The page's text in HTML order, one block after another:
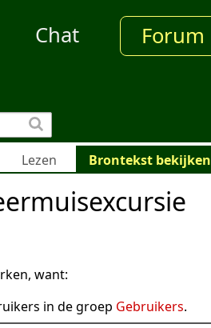
Chat Forum
Lezen Brontekst bekijken
want:
in de groep Gebruikers.